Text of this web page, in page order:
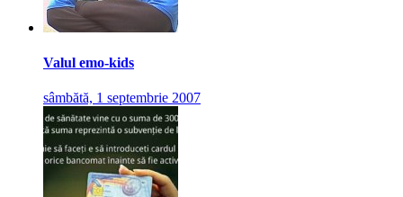
Valul emo-kids
sâmbătă, 1 septembrie 2007